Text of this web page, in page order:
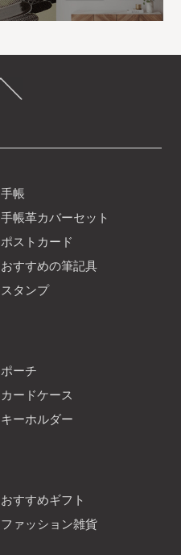
手帳
手帳革カバーセット
ポストカード
おすすめの筆記具
スタンプ
ポーチ
カードケース
キーホルダー
おすすめギフト
ファッション雑貨